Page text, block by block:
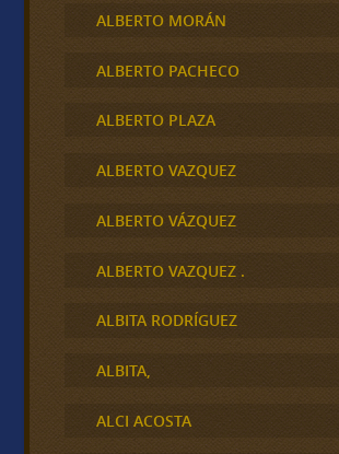
ALBERTO MORÁN
ALBERTO PACHECO
ALBERTO PLAZA
ALBERTO VAZQUEZ
ALBERTO VÁZQUEZ
ALBERTO VAZQUEZ .
ALBITA RODRÍGUEZ
ALBITA,
ALCI ACOSTA